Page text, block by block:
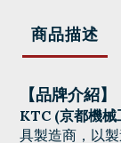
商品描述
【品牌介紹】
KTC (京都機械
具製造商，以